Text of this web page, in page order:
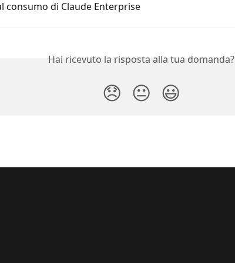
consumo di Claude Enterprise
Hai ricevuto la risposta alla tua domanda?
😞 😐 😃